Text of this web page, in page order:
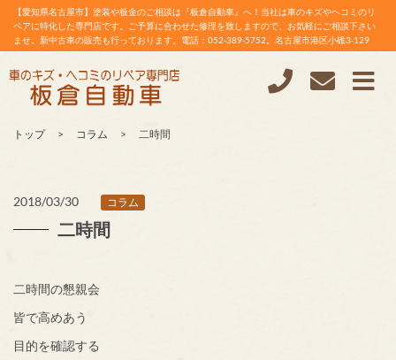
【愛知県名古屋市】塗装や板金のご相談は『板倉自動車』へ！当社は車のキズやヘコミのリ
ペアに特化した専門店です。ご予算に合わせた修理を致しますので、お気軽にご相談下さい
ませ。新中古車の販売も行っております。電話：052-389-5752。名古屋市港区小碓3-129
トップ コラム 二時間
2018/03/30 コラム
二時間
二時間の懇親会
皆で高めあう
目的を確認する